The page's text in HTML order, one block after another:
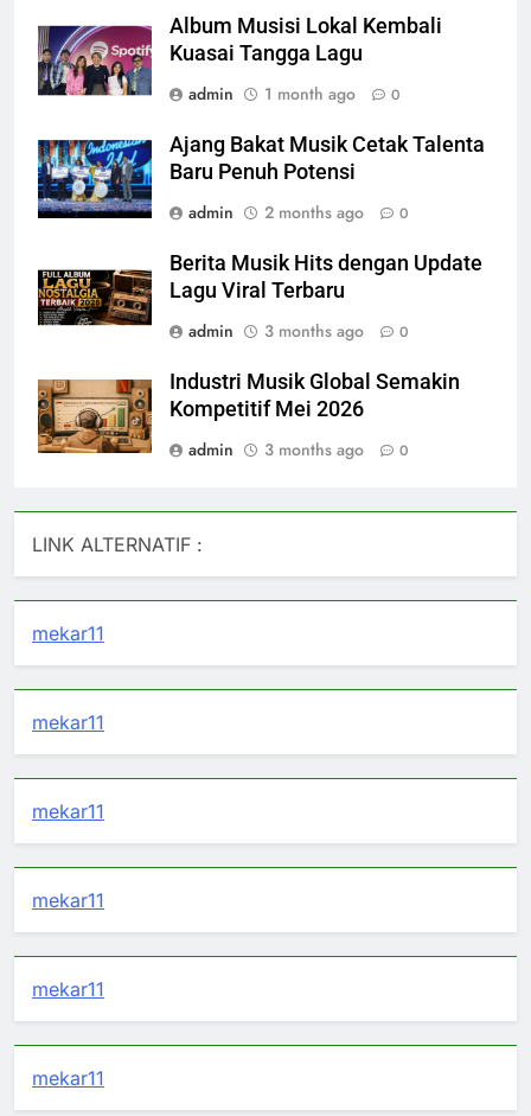
Album Musisi Lokal Kembali
Kuasai Tangga Lagu
admin
1 month ago 0
Ajang Bakat Musik Cetak Talenta
Baru Penuh Potensi
admin
2 months ago 0
Berita Musik Hits dengan Update
Lagu Viral Terbaru
admin
3 months ago 0
Industri Musik Global Semakin
Kompetitif Mei 2026
admin
3 months ago 0
LINK ALTERNATIF :
mekar11
mekar11
mekar11
mekar11
mekar11
mekar11